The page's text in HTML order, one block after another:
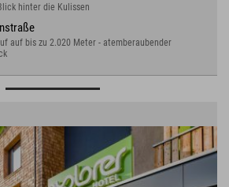
hinter die Kulissen
auf bis zu 2.020 Meter - atemberaubender